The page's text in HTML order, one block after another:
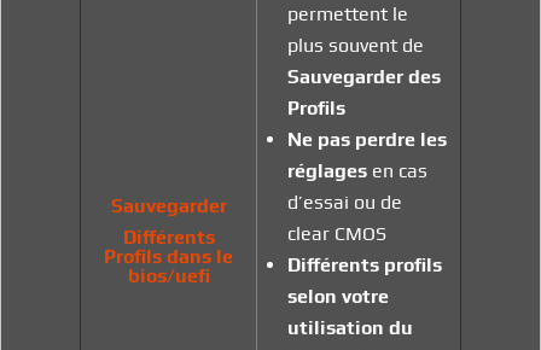
Sauvegarder
Différents
Profils dans le
bios/uefi
permettent le
plus souvent de
Sauvegarder des
Profils
Ne pas perdre les
réglages en cas
d’essai ou de
clear CMOS
Différents profils
selon votre
utilisation du